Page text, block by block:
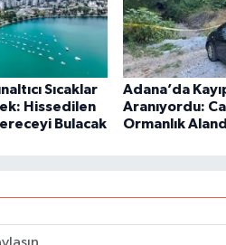
Sıcaklar
Hissedilen
Bulacak
Adana’da
Aranıyordu:
Ormanlık